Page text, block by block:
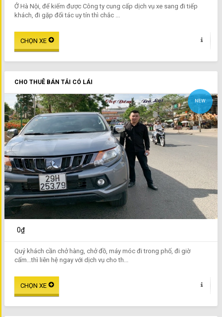
Ở Hà Nội, để kiếm được Công ty cung cấp dịch vụ xe sang đi tiếp
khách, đi gặp đối tác uy tín thì chắc ...
CHO THUÊ BÁN TẢI CÓ LÁI
NEW
0₫
Quý khách cần chở hàng, chở đồ, máy móc đi trong phố, đi giờ
cấm...thì liên hệ ngay với dịch vụ cho th...